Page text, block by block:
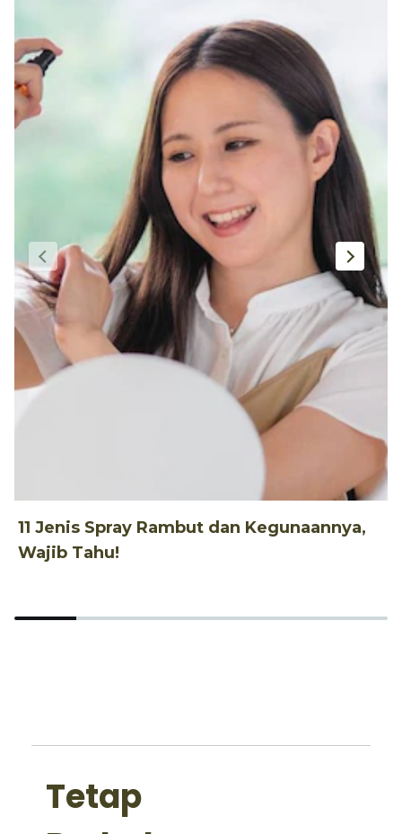
11 Jenis Spray Rambut dan Kegunaannya,
Wajib Tahu!
Tetap